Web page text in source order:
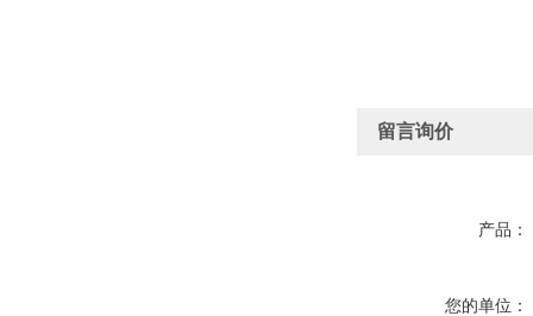
留言询价
产品：
您的单位：